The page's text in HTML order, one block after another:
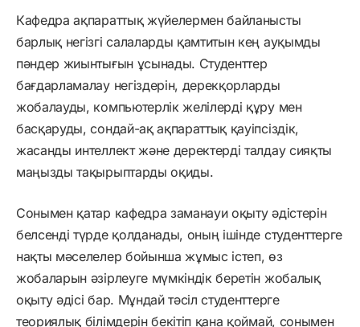
Кафедра ақпараттық жүйелермен байланысты
барлық негізгі салаларды қамтитын кең ауқымды
пәндер жиынтығын ұсынады. Студенттер
бағдарламалау негіздерін, дерекқорларды
жобалауды, компьютерлік желілерді құру мен
басқаруды, сондай-ақ ақпараттық қауіпсіздік,
жасанды интеллект және деректерді талдау сияқты
маңызды тақырыптарды оқиды.
Сонымен қатар кафедра заманауи оқыту әдістерін
белсенді түрде қолданады, оның ішінде студенттерге
нақты мәселелер бойынша жұмыс істеп, өз
жобаларын әзірлеуге мүмкіндік беретін жобалық
оқыту әдісі бар. Мұндай тәсіл студенттерге
теориялық білімдерін бекітіп қана қоймай, сонымен